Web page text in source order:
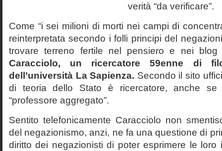
verità “da verificare”.
Come “i sei milioni di morti nei campi di
reinterpretata secondo i folli principi del
trovare terreno fertile nel pensiero e nei
Caracciolo, un ricercatore 59enne di
dell’università La Sapienza. Secondo il sito
di teoria dello Stato è ricercatore, anche
“professore aggregato”.
Sentito telefonicamente Caracciolo non
del negazionismo, anzi, ne fa una questione di
diritto dei negazionisti di poter esprimere le loro